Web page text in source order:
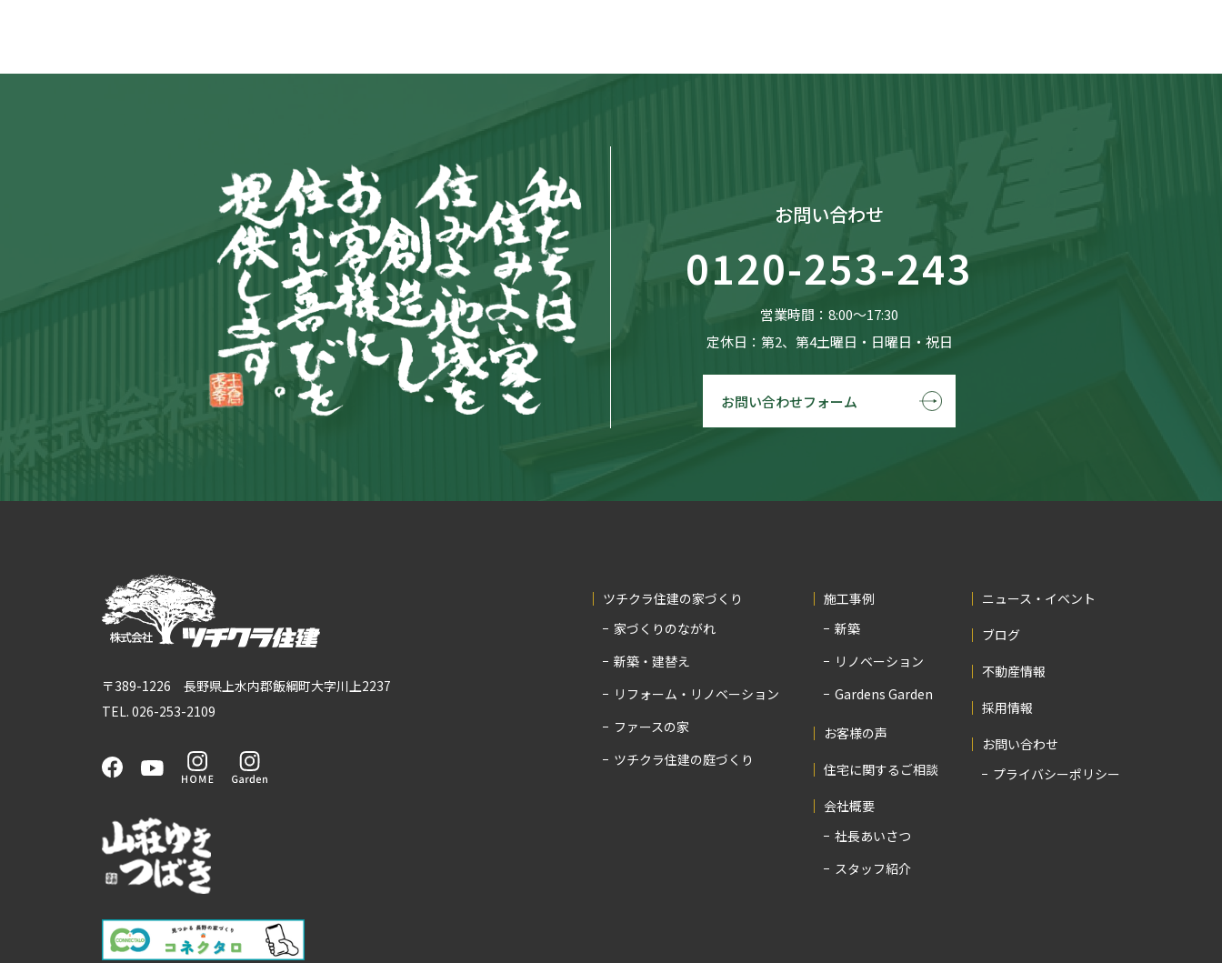
お問い合わせ
0120-253-243
営業時間：8:00〜17:30
定休日：第2、第4土曜日・日曜日・祝日
お問い合わせフォーム
〒389-1226 長野県上水内郡飯綱町大字川上2237
TEL. 026-253-2109
ツチクラ住建の家づくり
家づくりのながれ
新築・建替え
リフォーム・リノベーション
ファースの家
ツチクラ住建の庭づくり
施工事例
新築
リノベーション
Gardens Garden
お客様の声
住宅に関するご相談
会社概要
社長あいさつ
スタッフ紹介
ニュース・イベント
ブログ
不動産情報
採用情報
お問い合わせ
プライバシーポリシー